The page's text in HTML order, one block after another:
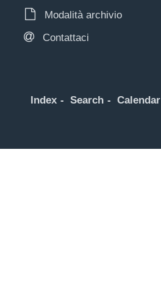
Modalità archivio
Contattaci
Index Search Calendar